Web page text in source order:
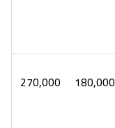
180,000
270,000